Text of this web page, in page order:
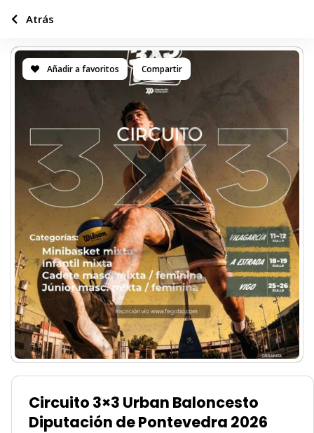
Añadir a favoritos Compartir
Circuito 3×3 Urban Baloncesto
Diputación de Pontevedra 2026
Atrás